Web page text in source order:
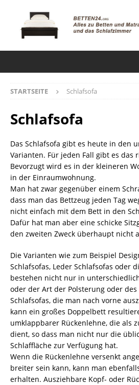
STARTSEITE Schlafsofa
Schlafsofa
Das Schlafsofa gibt es heute in den
Varianten. Für jeden Fall gibt es das
Bevorzugt wird es in der kleineren
in der Einraumwohnung.
Man hat zwar gegenüber einem
dass man das Bettzeug jeden Tag
nicht einfach mit dem Bett in den
Dafür hat man aber eine schicke
den zweiten Zweck überhaupt nicht
Die Varianten wie zum Beispiel
Schlafsofas, Leder Schlafsofas oder
bestehen nicht nur in
oder der Art der Polsterung oder des
Schlafsofas, die man nach vorne
kann ein großes Doppelbett
umklappbarer Rückenlehne, die als
dient, so dass man nicht nur die
Schlaffläche zur Verfügung hat.
Wenn die Rückenlehne versenkt
breiter sein kann, kann man
erhalten. Ausziehbare Kopf- oder